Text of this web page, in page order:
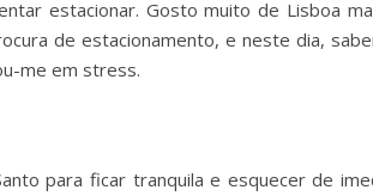
estacionar. Gosto muito de Lisboa
de estacionamento, e neste dia,
me em stress.
para ficar tranquila e esquecer de